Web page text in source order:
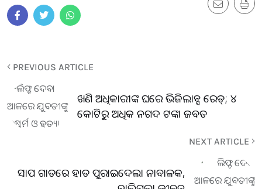
PREVIOUS ARTICLE
ଖଣି ଅଧିକାରୀଙ୍କ ଘରେ ଭିଜିଲାନ୍ସ ରେଡ୍; ୪
କୋଟିରୁ ଅଧିକ ନଗଦ ଟଙ୍କା ଜବତ
NEXT ARTICLE
ସାପ ଗାତରେ ହାତ ପୁରାଇଦେଲା ନାବାଳକ,